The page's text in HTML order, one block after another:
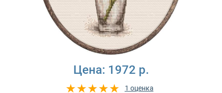
Цена: 1972 р.
1 оценка